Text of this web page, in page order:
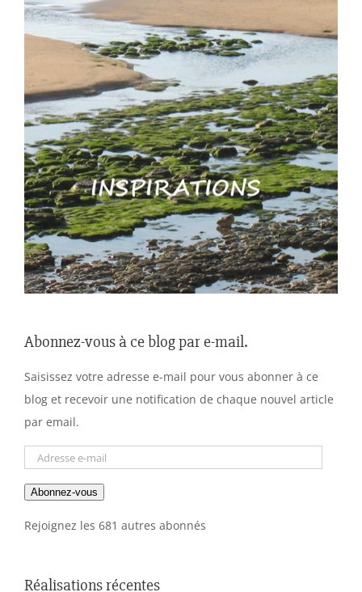
Abonnez-vous à ce blog par e-mail.
Saisissez votre adresse e-mail pour vous abonner à ce
blog et recevoir une notification de chaque nouvel article
par email.
Adresse
mail
Abonnez-vous
Rejoignez les 681 autres abonnés
Réalisations récentes